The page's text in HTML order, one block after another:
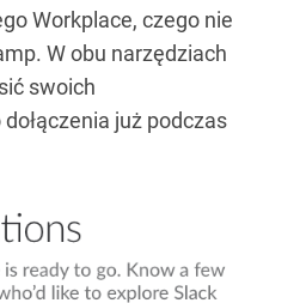
Workplace, czego nie
W obu narzędziach
swoich
już podczas